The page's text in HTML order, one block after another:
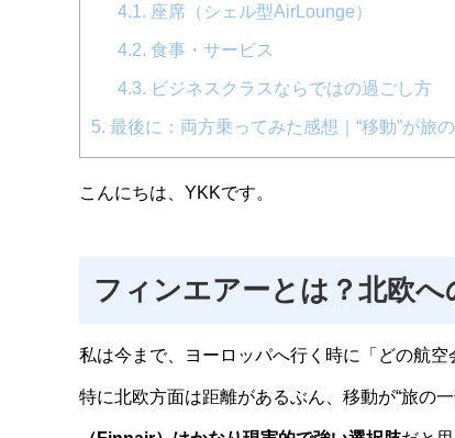
4.1. 座席（シェル型AirLounge）
4.2. 食事・サービス
4.3. ビジネスクラスならではの過ごし方
5. 最後に：両方乗ってみた感想｜“移動”が旅
こんにちは、YKKです。
フィンエアーとは？北欧
私は今まで、ヨーロッパへ行く時に「どの航
特に北欧方面は距離があるぶん、移動が“旅の